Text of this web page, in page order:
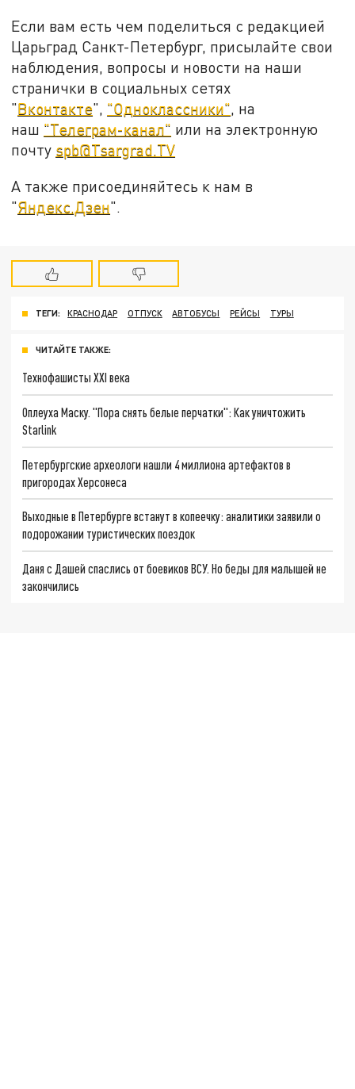
Если вам есть чем поделиться с редакцией
Царьград Санкт-Петербург, присылайте свои
наблюдения, вопросы и новости на наши
странички в социальных сетях
"Вконтакте", "Одноклассники", на
наш "Телеграм-канал" или на электронную
почту spb@Tsargrad.TV
А также присоединяйтесь к нам в
"Яндекс.Дзен".
ТЕГИ: КРАСНОДАР ОТПУСК АВТОБУСЫ РЕЙСЫ ТУРЫ
ЧИТАЙТЕ ТАКЖЕ:
Технофашисты XXI века
Оплеуха Маску. "Пора снять белые перчатки": Как уничтожить
Starlink
Петербургские археологи нашли 4 миллиона артефактов в
пригородах Херсонеса
Выходные в Петербурге встанут в копеечку: аналитики заявили о
подорожании туристических поездок
Даня с Дашей спаслись от боевиков ВСУ. Но беды для малышей не
закончились